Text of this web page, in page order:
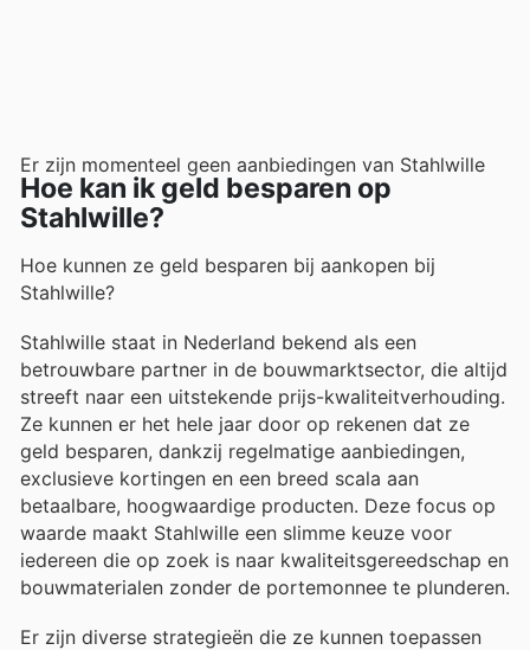
Er zijn momenteel geen aanbiedingen van Stahlwille
Hoe kan ik geld besparen op
Stahlwille?
Hoe kunnen ze geld besparen bij aankopen bij
Stahlwille?
Stahlwille staat in Nederland bekend als een
betrouwbare partner in de bouwmarktsector, die altijd
streeft naar een uitstekende prijs-kwaliteitverhouding.
Ze kunnen er het hele jaar door op rekenen dat ze
geld besparen, dankzij regelmatige aanbiedingen,
exclusieve kortingen en een breed scala aan
betaalbare, hoogwaardige producten. Deze focus op
waarde maakt Stahlwille een slimme keuze voor
iedereen die op zoek is naar kwaliteitsgereedschap en
bouwmaterialen zonder de portemonnee te plunderen.
Er zijn diverse strategieën die ze kunnen toepassen